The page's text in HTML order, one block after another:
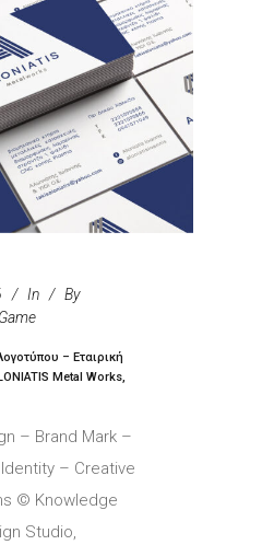
In
By
– Εταιρική
Metal Works,
– Brand Mark –
– Creative
© Knowledge
Studio,